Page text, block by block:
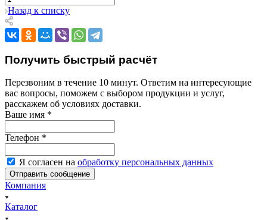
Назад к списку
Получить быстрый расчёт
Перезвоним в течение 10 минут. Ответим на интересующие
вас вопросы, поможем с выбором продукции и услуг,
расскажем об условиях доставки.
Ваше имя *
Телефон *
Я согласен на обработку персональных данных
Компания
Каталог